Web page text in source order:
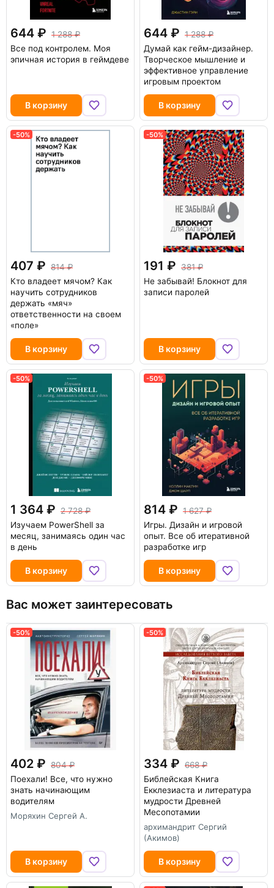
644
1 288
Все под контролем. Моя
эпичная история в геймдеве
В корзину
644
1 288
Думай как гейм-дизайнер.
Творческое мышление и
эффективное управление
игровым проектом
В корзину
-50%
407
814
Кто владеет мячом? Как
научить сотрудников
держать «мяч»
ответственности на своем
«поле»
В корзину
-50%
191
381
Не забывай! Блокнот для
записи паролей
В корзину
-50%
1 364
2 728
Изучаем PowerShell за
месяц, занимаясь один час
в день
В корзину
-50%
814
1 627
Игры. Дизайн и игровой
опыт. Все об итеративной
разработке игр
В корзину
Вас может заинтересовать
-50%
402
804
Поехали! Все, что нужно
знать начинающим
водителям
Моряхин Сергей А.
В корзину
-50%
334
668
Библейская Книга
Екклезиаста и литература
мудрости Древней
Месопотамии
архимандрит Сергий
(Акимов)
В корзину